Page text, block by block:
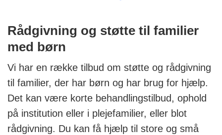
Rådgivning og støtte til familier
med børn
Vi har en række tilbud om støtte og rådgivning
til familier, der har børn og har brug for hjælp.
Det kan være korte behandlingstilbud, ophold
på institution eller i plejefamilier, eller blot
rådgivning. Du kan få hjælp til store og små